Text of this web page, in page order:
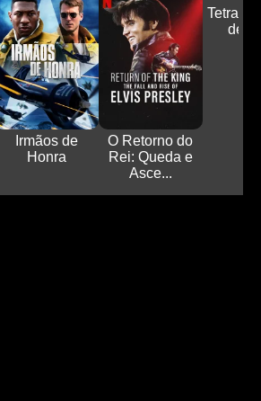
Irmãos de
Honra
O Retorno do
Rei: Queda e
Asce...
Tetra:
de